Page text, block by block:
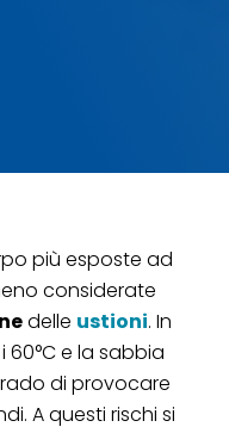
più esposte ad
considerate
delle ustioni. In
60°C e la sabbia
di provocare
A questi rischi si